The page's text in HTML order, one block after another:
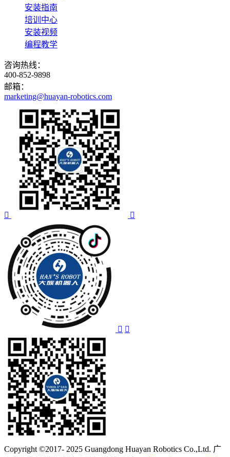
安装指南
培训中心
安装视频
编程教学
咨询热线：
400-852-9898
邮箱：
marketing@huayan-robotics.com
Copyright ©2017- 2025 Guangdong Huayan Robotics Co.,Ltd. 广